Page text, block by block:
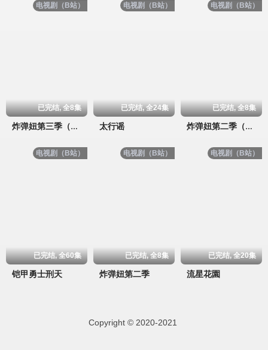
电视剧（B站）
已完结, 全8集
炸弹妞第三季（屌丝女士3）
电视剧（B站）
已完结, 全24集
太行谣
电视剧（B站）
已完结, 全8集
炸弹妞第二季（屌丝女士2）
电视剧（B站）
已完结, 全60集
铠甲勇士刑天
电视剧（B站）
已完结, 全8集
炸弹妞第二季
电视剧（B站）
已完结, 全20集
流星花園
Copyright © 2020-2021